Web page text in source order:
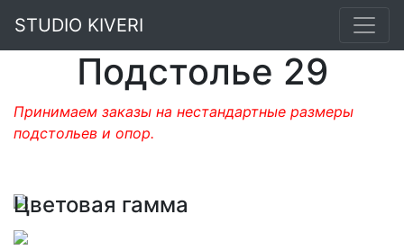
STUDIO KIVERI
Подстолье 29
Принимаем заказы на нестандартные размеры
подстольев и опор.
Цветовая гамма